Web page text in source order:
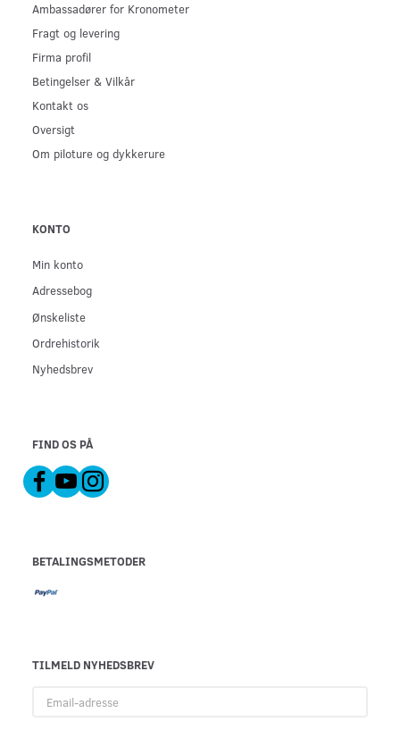
Ambassadører for Kronometer
Fragt og levering
Firma profil
Betingelser & Vilkår
Kontakt os
Oversigt
Om piloture og dykkerure
KONTO
Min konto
Adressebog
Ønskeliste
Ordrehistorik
Nyhedsbrev
FIND OS PÅ
BETALINGSMETODER
TILMELD NYHEDSBREV
adresse